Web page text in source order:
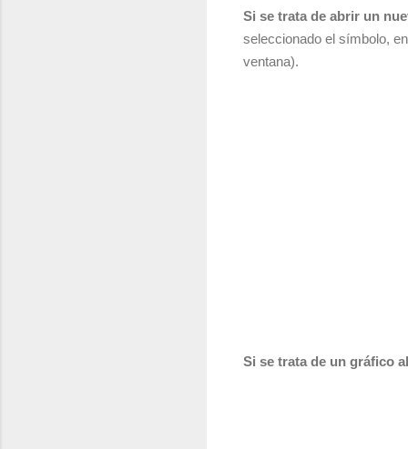
Si se trata de abrir un
seleccionado el símbolo,
ventana).
Si se trata de un gráfico